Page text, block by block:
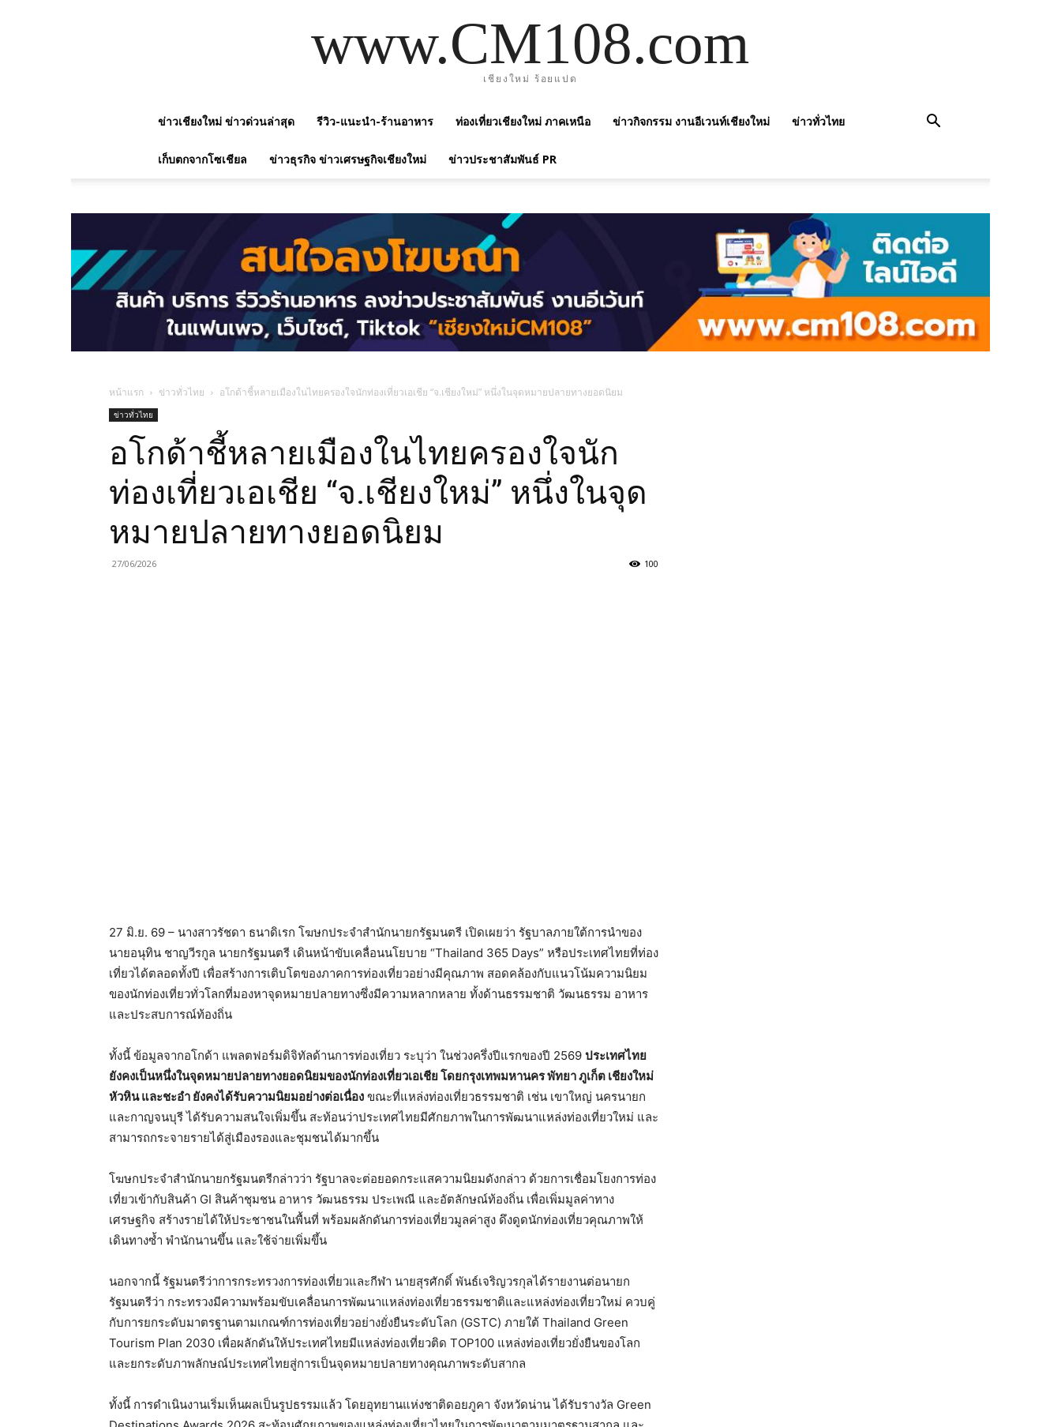
www.CM108.com
เชียงใหม่ ร้อยแปด
ข่าวเชียงใหม่ ข่าวด่วนล่าสุด รีวิว-แนะนำ-ร้านอาหาร ท่องเที่ยวเชียงใหม่ ภาคเหนือ ข่าวกิจกรรม งานอีเวนท์เชียงใหม่ ข่าวทั่วไทย
เก็บตกจากโซเชียล ข่าวธุรกิจ ข่าวเศรษฐกิจเชียงใหม่ ข่าวประชาสัมพันธ์ PR
หน้าแรก ข่าวทั่วไทย อโกด้าชี้หลายเมืองในไทยครองใจนักท่องเที่ยวเอเชีย “จ.เชียงใหม่” หนึ่งในจุดหมายปลายทางยอดนิยม
ข่าวทั่วไทย
อโกด้าชี้หลายเมืองในไทยครองใจนัก
ท่องเที่ยวเอเชีย “จ.เชียงใหม่” หนึ่งในจุด
หมายปลายทางยอดนิยม
27/06/2026 100
27 มิ.ย. 69 – นางสาวรัชดา ธนาดิเรก โฆษกประจำสำนักนายกรัฐมนตรี เปิดเผยว่า รัฐบาลภายใต้การนำของ
นายอนุทิน ชาญวีรกูล นายกรัฐมนตรี เดินหน้าขับเคลื่อนนโยบาย “Thailand 365 Days” หรือประเทศไทยที่ท่อง
เที่ยวได้ตลอดทั้งปี เพื่อสร้างการเติบโตของภาคการท่องเที่ยวอย่างมีคุณภาพ สอดคล้องกับแนวโน้มความนิยม
ของนักท่องเที่ยวทั่วโลกที่มองหาจุดหมายปลายทางซึ่งมีความหลากหลาย ทั้งด้านธรรมชาติ วัฒนธรรม อาหาร
และประสบการณ์ท้องถิ่น
ทั้งนี้ ข้อมูลจากอโกด้า แพลตฟอร์มดิจิทัลด้านการท่องเที่ยว ระบุว่า ในช่วงครึ่งปีแรกของปี 2569 ประเทศไทย
ยังคงเป็นหนึ่งในจุดหมายปลายทางยอดนิยมของนักท่องเที่ยวเอเชีย โดยกรุงเทพมหานคร พัทยา ภูเก็ต เชียงใหม่
หัวหิน และชะอำ ยังคงได้รับความนิยมอย่างต่อเนื่อง ขณะที่แหล่งท่องเที่ยวธรรมชาติ เช่น เขาใหญ่ นครนายก
และกาญจนบุรี ได้รับความสนใจเพิ่มขึ้น สะท้อนว่าประเทศไทยมีศักยภาพในการพัฒนาแหล่งท่องเที่ยวใหม่ และ
สามารถกระจายรายได้สู่เมืองรองและชุมชนได้มากขึ้น
โฆษกประจำสำนักนายกรัฐมนตรีกล่าวว่า รัฐบาลจะต่อยอดกระแสความนิยมดังกล่าว ด้วยการเชื่อมโยงการท่อง
เที่ยวเข้ากับสินค้า GI สินค้าชุมชน อาหาร วัฒนธรรม ประเพณี และอัตลักษณ์ท้องถิ่น เพื่อเพิ่มมูลค่าทาง
เศรษฐกิจ สร้างรายได้ให้ประชาชนในพื้นที่ พร้อมผลักดันการท่องเที่ยวมูลค่าสูง ดึงดูดนักท่องเที่ยวคุณภาพให้
เดินทางซ้ำ พำนักนานขึ้น และใช้จ่ายเพิ่มขึ้น
นอกจากนี้ รัฐมนตรีว่าการกระทรวงการท่องเที่ยวและกีฬา นายสุรศักดิ์ พันธ์เจริญวรกุลได้รายงานต่อนายก
รัฐมนตรีว่า กระทรวงมีความพร้อมขับเคลื่อนการพัฒนาแหล่งท่องเที่ยวธรรมชาติและแหล่งท่องเที่ยวใหม่ ควบคู่
กับการยกระดับมาตรฐานตามเกณฑ์การท่องเที่ยวอย่างยั่งยืนระดับโลก (GSTC) ภายใต้ Thailand Green
Tourism Plan 2030 เพื่อผลักดันให้ประเทศไทยมีแหล่งท่องเที่ยวติด TOP100 แหล่งท่องเที่ยวยั่งยืนของโลก
และยกระดับภาพลักษณ์ประเทศไทยสู่การเป็นจุดหมายปลายทางคุณภาพระดับสากล
ทั้งนี้ การดำเนินงานเริ่มเห็นผลเป็นรูปธรรมแล้ว โดยอุทยานแห่งชาติดอยภูคา จังหวัดน่าน ได้รับรางวัล Green